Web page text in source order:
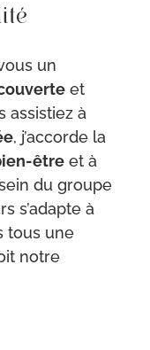
un
et
assistiez à
, j’accorde la
êtreet à
du groupe
s’adapte à
tous une
notre